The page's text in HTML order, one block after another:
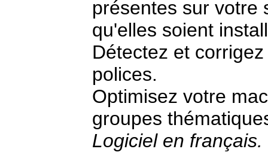
présentes sur votre
qu'elles soient
Détectez et
polices.
Optimisez votre
groupes
Logiciel en français.